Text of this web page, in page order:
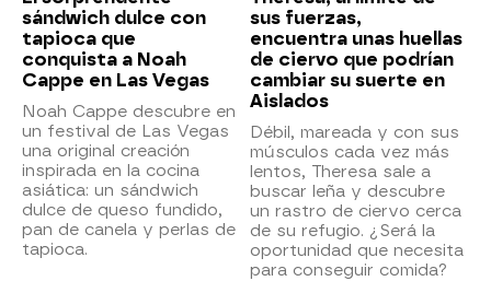
sándwich dulce con
tapioca que
conquista a Noah
Cappe en Las Vegas
Noah Cappe descubre en
un festival de Las Vegas
una original creación
inspirada en la cocina
asiática: un sándwich
dulce de queso fundido,
pan de canela y perlas de
tapioca.
sus fuerzas,
encuentra unas huellas
de ciervo que podrían
cambiar su suerte en
Aislados
Débil, mareada y con sus
músculos cada vez más
lentos, Theresa sale a
buscar leña y descubre
un rastro de ciervo cerca
de su refugio. ¿Será la
oportunidad que necesita
para conseguir comida?